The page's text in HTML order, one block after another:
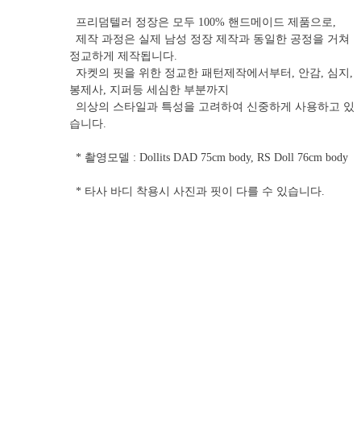
프리덤텔러 정장은 모두 100% 핸드메이드 제품으로,
제작 과정은 실제 남성 정장 제작과 동일한 공정을 거쳐
정교하게 제작됩니다.
자켓의 핏을 위한 정교한 패턴제작에서부터, 안감, 심지,
봉제사, 지퍼등 세심한 부분까지
의상의 스타일과 특성을 고려하여 신중하게 사용하고 있
습니다.
* 촬영모델 : Dollits DAD 75cm body, RS Doll 76cm body
* 타사 바디 착용시 사진과 핏이 다를 수 있습니다.